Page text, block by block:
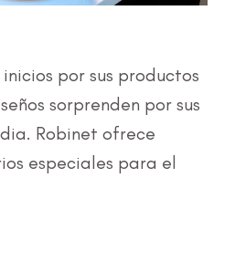
por sus productos
sorprenden por sus
Robinet ofrece
especiales para el